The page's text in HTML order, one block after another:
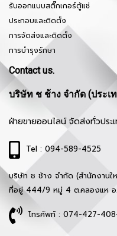
รับออกแบบสติ๊กเกอร์ตู้แช่
ประกอบและติดตั้ง
การจัดส่งและติดตั้ง
การบำรุงรักษา
Contact us.
บริษัท ช ช้าง จำกัด (ประเ
ฝ่ายขายออนไลน์ จัดส่งทั่วประ
Tel : 094-589-4525
บริษัท ช ช้าง จำกัด (สำนักงาน
ที่อยู่ 444/9 หมู่ 4 ต.คลองแห อ
โทรศัพท์ : 074-427-